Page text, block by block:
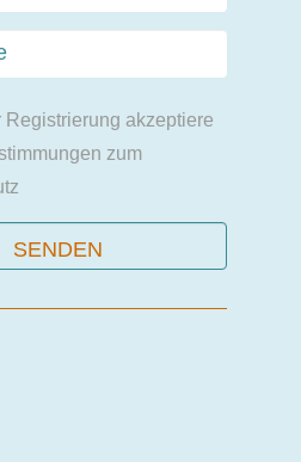
Registrierung akzeptiere
zum